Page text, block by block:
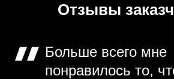
Отзывы
Больше всего мне
понравилось то,